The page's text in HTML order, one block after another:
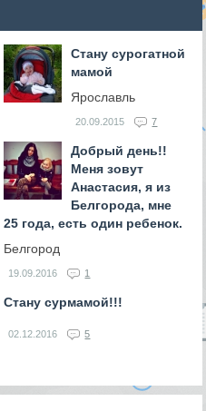
Стану сурогатной
мамой
Ярославль
20.09.2015 7
Добрый день!!
Меня зовут
Анастасия, я из
Белгорода, мне
25 года, есть один ребенок.
Белгород
19.09.2016 1
Стану сурмамой!!!
02.12.2016 5